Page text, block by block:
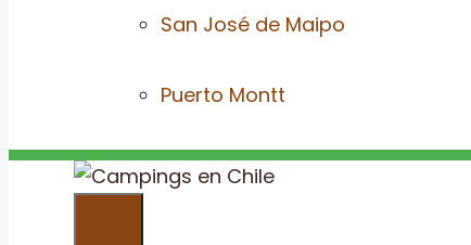
San José de Maipo
Puerto Montt